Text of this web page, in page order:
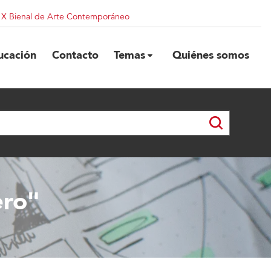
Bienal de Arte Contemporáneo
Contacto Temas Quiénes somos